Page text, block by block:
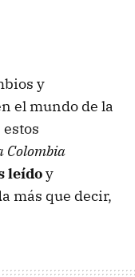
y
el mundo de la
Colombia
leídoy
más que decir,